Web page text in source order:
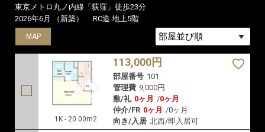
東京メトロ丸ノ内線「荻窪」徒歩23分
2026年6月 （新築）
RC造 地上5階
MAP
1K - 20.00m2
113,000円
部屋番号 101
管理費 9,000円
敷/礼 0ヶ月 /0ヶ月
仲介/FR 0ヶ月 /0ヶ月
向き/入居 北西/即入居可
MAP
MAP